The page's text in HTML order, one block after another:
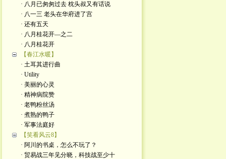
· 八月已匆匆过去 枕头叔又有话说
· 八一三 老头在华府进了宫
· 还有五天
· 八月桂花开—之二
· 八月桂花开
【春江水暖】
· 土耳其进行曲
· Utility
· 美丽的心灵
· 精神病院赞
· 老鸭粉丝汤
· 煮熟的鸭子
· 军事法庭好
【笑看风云8】
· 阿川的书桌，怎么不玩了？
· 贸易战三年见分晓，科技战至少十